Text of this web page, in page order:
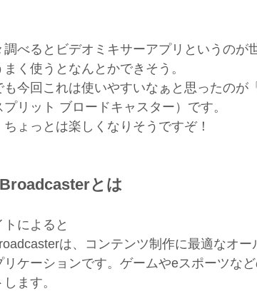
調べるとビデオミキサーアプリというのが
く使うとなんとかできそう。
も今回これは使いやすいなぁと思ったのが
プリット ブロードキャスター）です。
ちょっとは楽しくなりそうですぞ！
とは
によると
は、コンテンツ制作に最適なオ
リケーションです。ゲームやeスポーツな
ます。